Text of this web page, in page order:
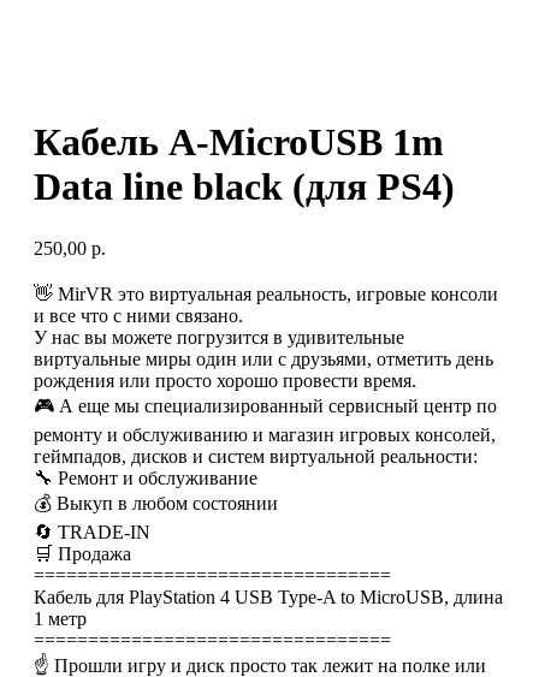
Кабель A-MicroUSB 1m
Data line black (для PS4)
250,00 р.
👋 MirVR это виртуальная реальность, игровые консоли
и все что с ними связано.
У нас вы можете погрузится в удивительные
виртуальные миры один или с друзьями, отметить день
рождения или просто хорошо провести время.
🎮 А еще мы специализированный сервисный центр по
ремонту и обслуживанию и магазин игровых консолей,
геймпадов, дисков и систем виртуальной реальности:
🔧 Ремонт и обслуживание
💰 Выкуп в любом состоянии
🔄 TRADE-IN
🛒 Продажа
=================================
Кабель для PlayStation 4 USB Type-A to MicroUSB, длина
1 метр
=================================
☝ Прошли игру и диск просто так лежит на полке или